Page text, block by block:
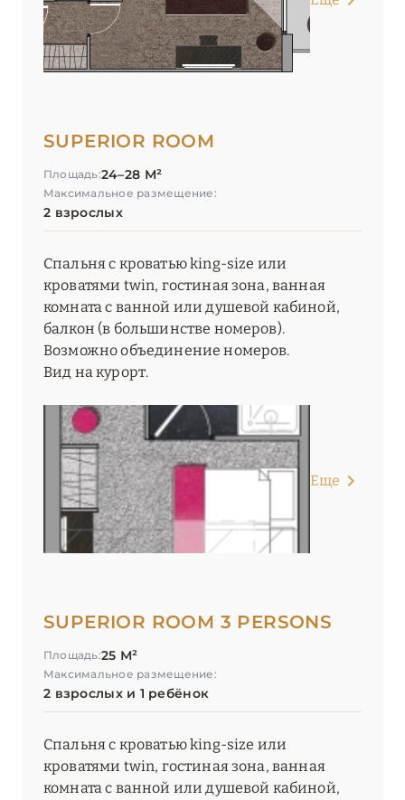
Relaxed Catered Chalet St. Christophe
Résidence Daria-I Nor
Six Senses Residences Courchevel
Ultima Hotel Courchevel
Villa Maïa
Yellowstone Lodge by Alpine Resorts
ОКСИТАНИЯ
ПРОВАНС
SUPERIOR ROOM
Площадь:24–28 М²
Максимальное размещение:
2 взрослых
Спальня с кроватью king-size или
кроватями twin, гостиная зона, ванная
комната с ванной или душевой кабиной,
балкон (в большинстве номеров).
Возможно объединение номеров.
Вид на курорт.
Еще
SUPERIOR ROOM 3 PERSONS
Площадь:25 М²
Максимальное размещение:
2 взрослых и 1 ребёнок
Спальня с кроватью king-size или
кроватями twin, гостиная зона, ванная
комната с ванной или душевой кабиной,